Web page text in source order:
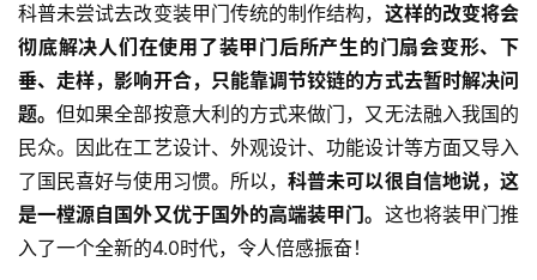
科普未尝试去改变装甲门传统的制作结构， 这样的改变将会
彻底解决人们在使用了装甲门后所产生的门扇会变形、下
垂、走样，影响开合，只能靠调节铰链的方式去暂时解决问
题。但如果全部按意大利的方式来做门，又无法融入我国的
民众。因此在工艺设计、外观设计、功能设计等方面又导入
了国民喜好与使用习惯。所以，科普未可以很自信地说，这
是一樘源自国外又优于国外的高端装甲门。 这也将装甲门推
入了一个全新的4.0时代，令人倍感振奋！